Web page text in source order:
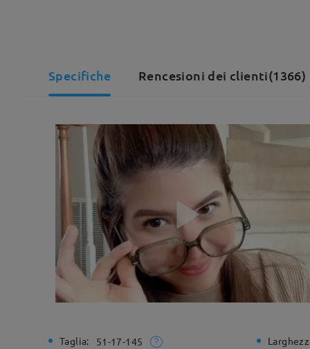
Specifiche Rencesioni dei clienti(1366)
Taglia: 51-17-145